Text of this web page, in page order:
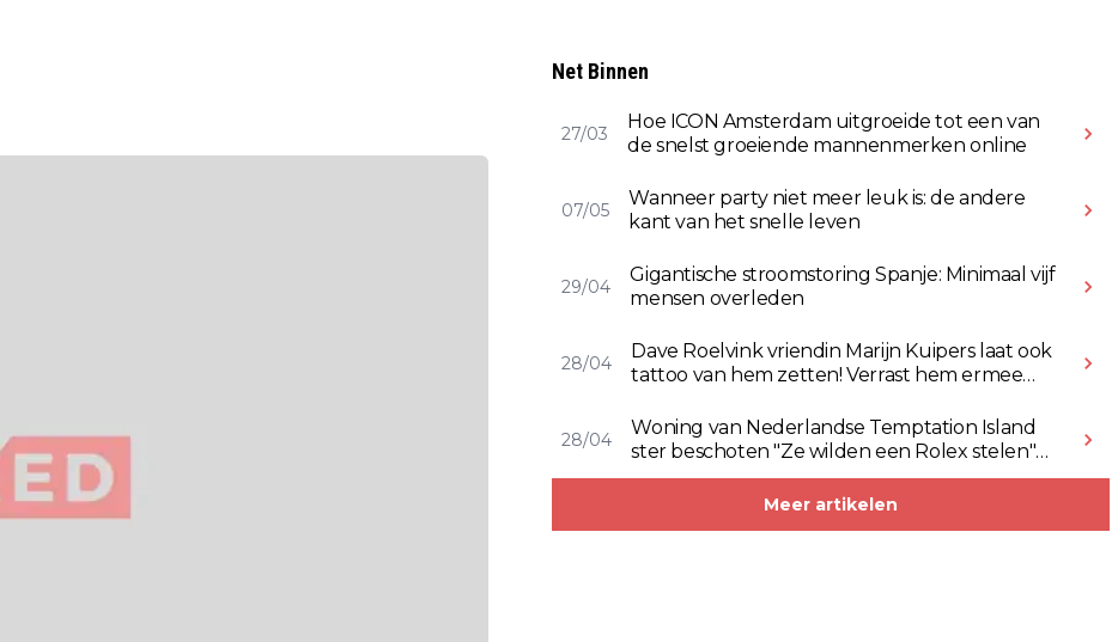
Net Binnen
27/03
Hoe ICON Amsterdam uitgroeide tot een van
de snelst groeiende mannenmerken online
07/05
Wanneer party niet meer leuk is: de andere
kant van het snelle leven
29/04
Gigantische stroomstoring Spanje: Minimaal vijf
mensen overleden
28/04
Dave Roelvink vriendin Marijn Kuipers laat ook
tattoo van hem zetten! Verrast hem ermee
28/04
Woning van Nederlandse Temptation Island
ster beschoten "Ze wilden een Rolex stelen"
(Video)
Meer artikelen